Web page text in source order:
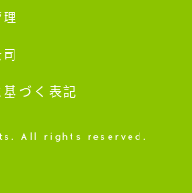
づく表記
All rights reserved.